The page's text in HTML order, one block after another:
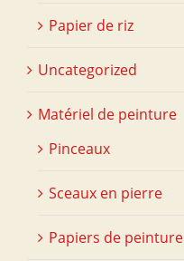
Papier de riz
Uncategorized
Matériel de peinture
Pinceaux
Sceaux en pierre
Papiers de peinture